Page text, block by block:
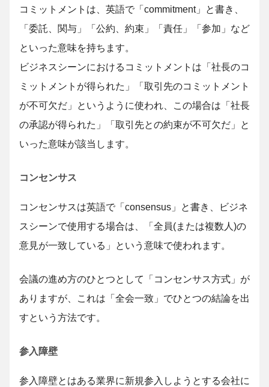
コミットメントは、英語で「commitment」と書き、
「委託、関与」「公約、約束」「責任」「参加」など
といった意味を持ちます。
ビジネスシーンにおけるコミットメントは「社長のコ
ミットメントが得られた」「取引先のコミットメント
が不可欠だ」というように使われ、この場合は「社長
の承認が得られた」「取引先との約束が不可欠だ」と
いった意味が該当します。
コンセンサス
コンセンサスは英語で「consensus」と書き、ビジネ
スシーンで使用する場合は、「全員(または複数人)の
意見が一致している」という意味で使われます。
会議の進め方のひとつとして「コンセンサス方式」が
ありますが、これは「全会一致」でひとつの結論を出
すという方法です。
参入障壁
参入障壁とはある業界に新規参入しようとする会社に